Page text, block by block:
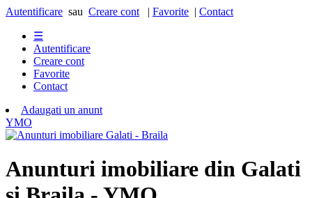
Autentificare sau Creare cont | Favorite | Contact
☰
Autentificare
Creare cont
Favorite
Contact
Adaugati un anunt
YMO
Anunturi imobiliare din Galati